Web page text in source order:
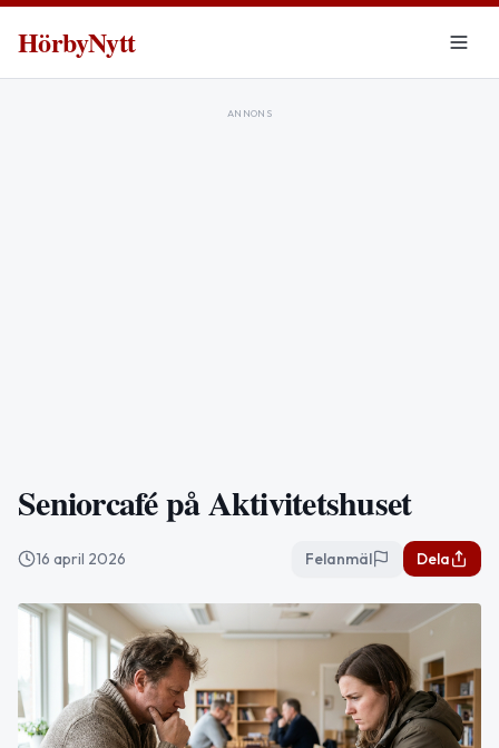
HörbyNytt
ANNONS
Seniorcafé på Aktivitetshuset
16 april 2026 Felanmäl Dela